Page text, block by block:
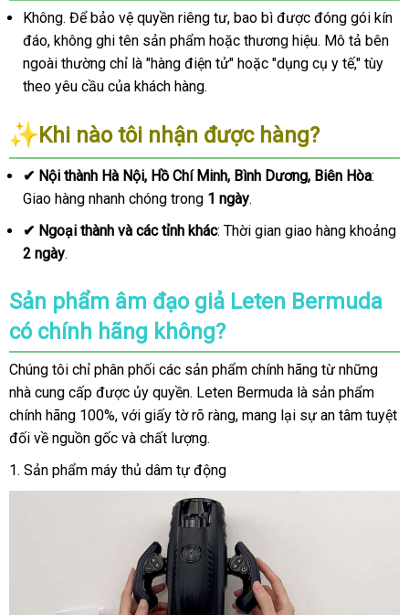
Không. Để bảo vệ quyền riêng tư, bao bì được đóng gói kín
đáo, không ghi tên sản phẩm hoặc thương hiệu. Mô tả bên
ngoài thường chỉ là "hàng điện tử" hoặc "dụng cụ y tế," tùy
theo yêu cầu của khách hàng.
Khi nào tôi nhận được hàng?
✔ Nội thành Hà Nội, Hồ Chí Minh, Bình Dương, Biên Hòa:
Giao hàng nhanh chóng trong 1 ngày.
✔ Ngoại thành và các tỉnh khác: Thời gian giao hàng khoảng
2 ngày.
Sản phẩm âm đạo giả Leten Bermuda
có chính hãng không?
Chúng tôi chỉ phân phối các sản phẩm chính hãng từ những
nhà cung cấp được ủy quyền. Leten Bermuda là sản phẩm
chính hãng 100%, với giấy tờ rõ ràng, mang lại sự an tâm tuyệt
đối về nguồn gốc và chất lượng.
1. Sản phẩm máy thủ dâm tự động